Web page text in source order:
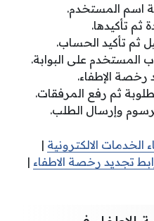
اسم المستخدم.
ثم تأكيدها.
ثم تأكيد الحساب.
على البوابة.
رخصة الإطفاء.
ثم رفع المرفقات.
وإرسال الطلب.
الخدمات الالكترونية |
تجديد رخصة الاطفاء |